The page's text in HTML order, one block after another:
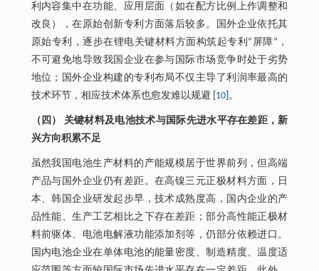
利内容集中在功能、应用层面（如在配方比例上作调整和
改良），在原始创新专利方面落后较多。国外企业依托其
原始专利，逐步在锂电关键材料方面构筑起专利“屏障”，
不可避免地导致我国企业在参与国际市场竞争时处于劣势
地位；国外企业构建的专利布局不仅主导了利润率最高的
技术环节，相应技术体系也愈发难以规避 [ 10]。
（四） 关键材料及电池技术与国际先进水平存在差距，新
兴方向积累不足
虽然我国电池生产材料的产能规模居于世界前列，但高端
产品与国外企业仍有差距。在高镍三元正极材料方面，日
本、韩国企业研发起步早，技术成熟度高，国内企业的产
品性能、生产工艺相比之下存在差距；部分高性能正极材
料前驱体、电池电解液功能添加剂等，仍部分依赖进口。
国内电池企业在单体电池的能量密度、制造精度、温度适